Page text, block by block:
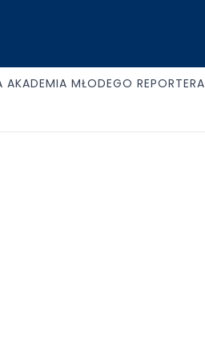
AKADEMIA MŁODEGO REPORTERA